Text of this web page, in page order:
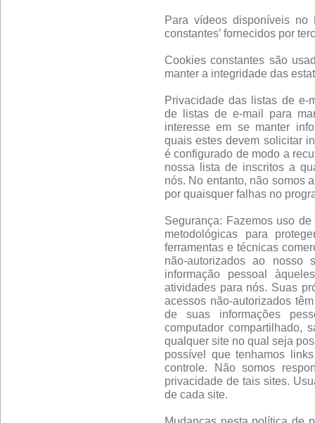
Para vídeos disponíveis no
constantes’ fornecidos por
Cookies constantes são
manter a integridade das
Privacidade das listas de e-
de listas de e-mail para
interesse em se manter
quais estes devem solicitar
é configurado de modo a
nossa lista de inscritos a
nós. No entanto, não somos
por quaisquer falhas no
Segurança: Fazemos uso
metodológicas para
ferramentas e técnicas
não-autorizados ao nosso
informação pessoal
atividades para nós. Suas
acessos não-autorizados
de suas informações
computador compartilhado,
qualquer site no qual seja
possível que tenhamos
controle. Não somos
privacidade de tais sites.
de cada site.